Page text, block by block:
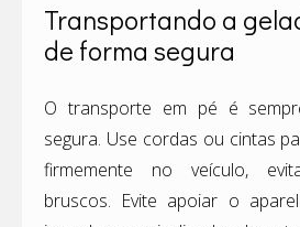
Transportando a
de forma segura
O transporte em pé é
segura. Use cordas ou cintas
firmemente no veículo,
bruscos. Evite apoiar o